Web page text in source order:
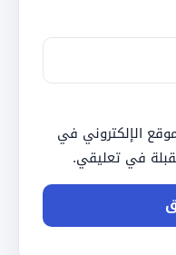
الإلكتروني في
في تعليقي.